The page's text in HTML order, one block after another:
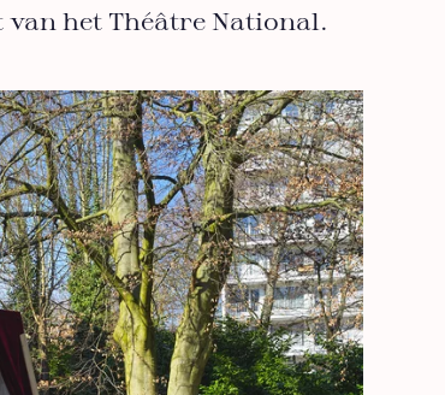
het Théâtre National.